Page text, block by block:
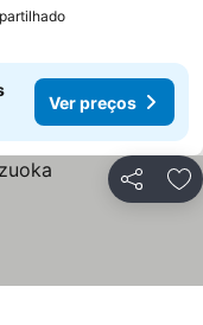
Ver preços
Partilhar